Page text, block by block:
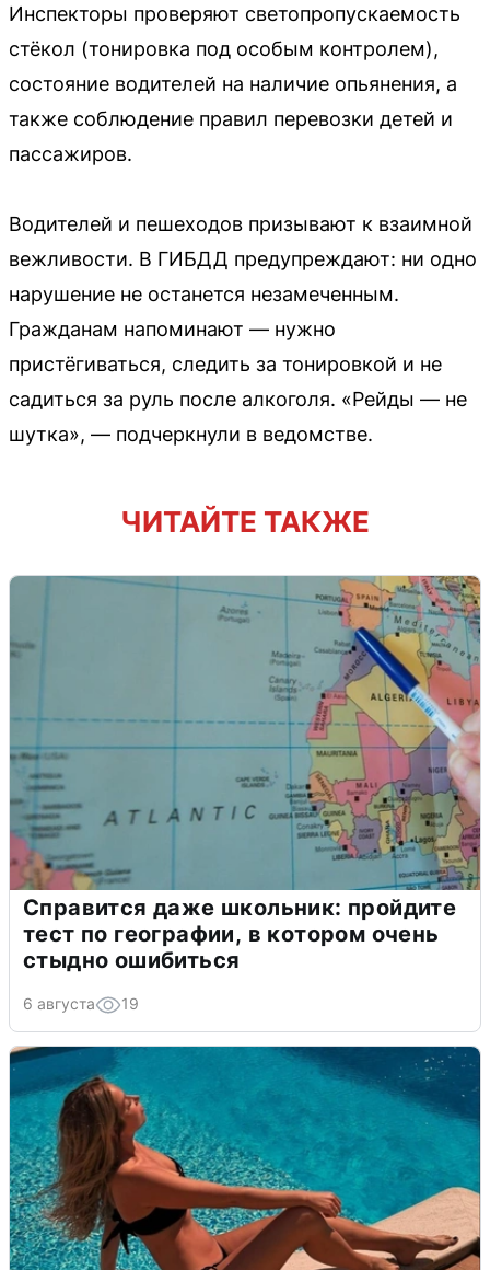
Инспекторы проверяют светопропускаемость
стёкол (тонировка под особым контролем),
состояние водителей на наличие опьянения, а
также соблюдение правил перевозки детей и
пассажиров.
Водителей и пешеходов призывают к взаимной
вежливости. В ГИБДД предупреждают: ни одно
нарушение не останется незамеченным.
Гражданам напоминают — нужно
пристёгиваться, следить за тонировкой и не
садиться за руль после алкоголя. «Рейды — не
шутка», — подчеркнули в ведомстве.
ЧИТАЙТЕ ТАКЖЕ
Справится даже школьник: пройдите
тест по географии, в котором очень
стыдно ошибиться
6 августа 19